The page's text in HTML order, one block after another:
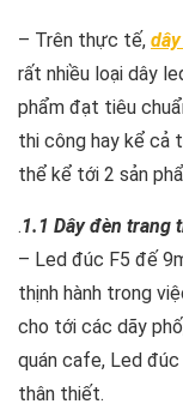
– Trên thực tế,
rất nhiều loại dây
phẩm đạt tiêu
thi công hay kể cả
thể kể tới 2 sản
.1.1 Dây đèn trang
– Led đúc F5 đế
thịnh hành trong
cho tới các dãy
quán cafe, Led
thân thiết.